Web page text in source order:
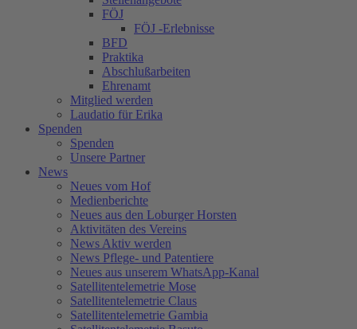
FÖJ
FÖJ -Erlebnisse
BFD
Praktika
Abschlußarbeiten
Ehrenamt
Mitglied werden
Laudatio für Erika
Spenden
Spenden
Unsere Partner
News
Neues vom Hof
Medienberichte
Neues aus den Loburger Horsten
Aktivitäten des Vereins
News Aktiv werden
News Pflege- und Patentiere
Neues aus unserem WhatsApp-Kanal
Satellitentelemetrie Mose
Satellitentelemetrie Claus
Satellitentelemetrie Gambia